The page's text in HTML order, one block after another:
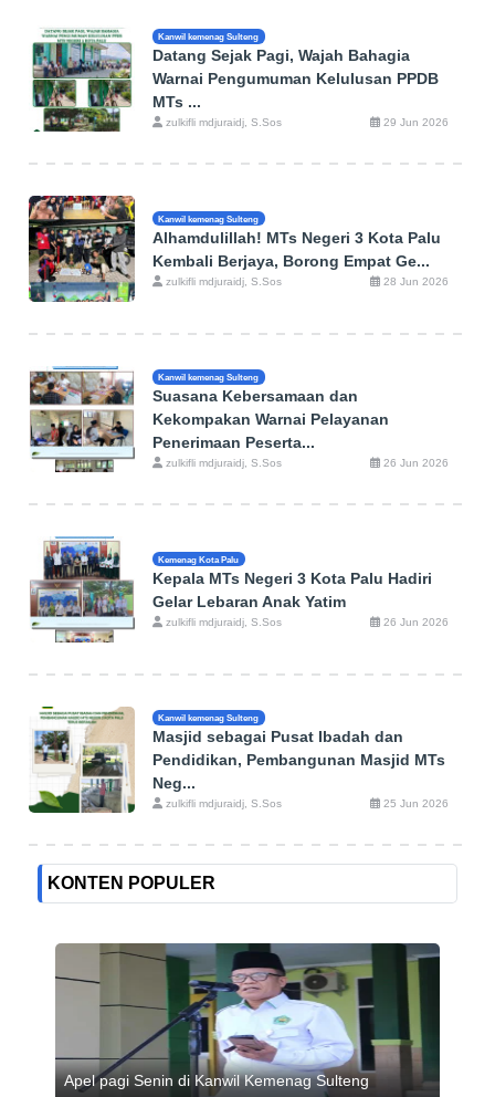
Kanwil kemenag Sulteng
Datang Sejak Pagi, Wajah Bahagia
Warnai Pengumuman Kelulusan PPDB
MTs ...
zulkifli mdjuraidj, S.Sos 29 Jun 2026
Kanwil kemenag Sulteng
Alhamdulillah! MTs Negeri 3 Kota Palu
Kembali Berjaya, Borong Empat Ge...
zulkifli mdjuraidj, S.Sos 28 Jun 2026
Kanwil kemenag Sulteng
Suasana Kebersamaan dan
Kekompakan Warnai Pelayanan
Penerimaan Peserta...
zulkifli mdjuraidj, S.Sos 26 Jun 2026
Kemenag Kota Palu
Kepala MTs Negeri 3 Kota Palu Hadiri
Gelar Lebaran Anak Yatim
zulkifli mdjuraidj, S.Sos 26 Jun 2026
Kanwil kemenag Sulteng
Masjid sebagai Pusat Ibadah dan
Pendidikan, Pembangunan Masjid MTs
Neg...
zulkifli mdjuraidj, S.Sos 25 Jun 2026
KONTEN POPULER
Apel pagi Senin di Kanwil Kemenag Sulteng